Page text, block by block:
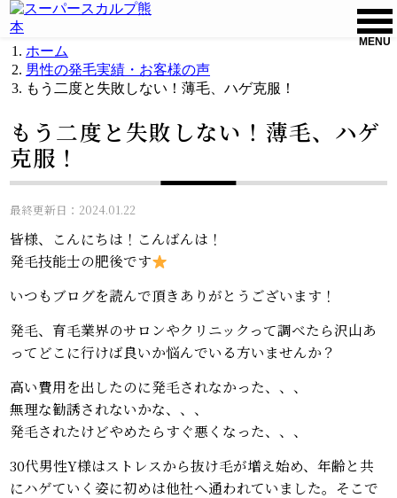
MENU
ホーム
男性の発毛実績・お客様の声
もう二度と失敗しない！薄毛、ハゲ克服！
もう二度と失敗しない！薄毛、ハゲ
克服！
最終更新日：2024.01.22
皆様、こんにちは！こんばんは！
発毛技能士の肥後です
いつもブログを読んで頂きありがとうございます！
発毛、育毛業界のサロンやクリニックって調べたら沢山あ
ってどこに行けば良いか悩んでいる方いませんか？
高い費用を出したのに発毛されなかった、、、
無理な勧誘されないかな、、、
発毛されたけどやめたらすぐ悪くなった、、、
30代男性Y様はストレスから抜け毛が増え始め、年齢と共
にハゲていく姿に初めは他社へ通われていました。そこで